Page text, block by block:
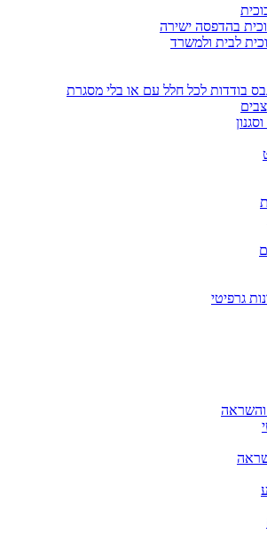
בהדפסה ישירה
לבית ולמשרד
בודדות לכל חלל עם או בלי מסגרת
גרפיטי
והשראה